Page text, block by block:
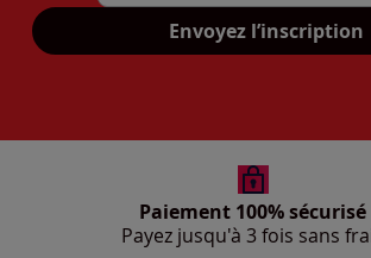
Mon
Envoyez l’inscription
Paiement 100% sécurisé
Payez jusqu'à 3 fois sans